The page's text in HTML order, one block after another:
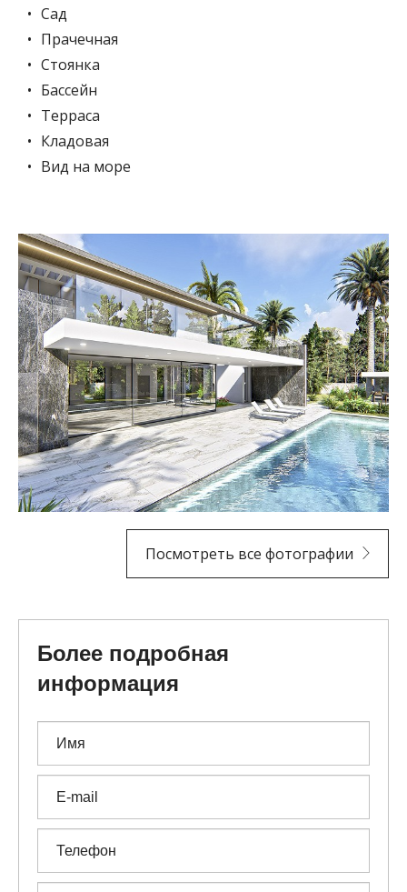
Более подробная
информация
Имя
E-mail
Телефон
Сад
Прачечная
Стоянка
Бассейн
Терраса
Кладовая
Вид на море
Посмотреть все фотографии